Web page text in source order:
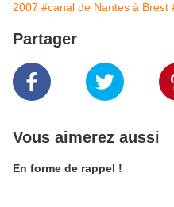
2007 #canal de Nantes à Brest
Partager
Vous aimerez aussi
En forme de rappel !